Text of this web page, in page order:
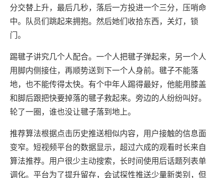
分交替上升，最后几秒，落后一方投进一个三分，压哨命
中。队员们跳起来拥抱。然后她们收拾东西，关灯，锁
门。
踢毽子讲究几个人配合。一个人把毽子弹起来，另一个人
用脚内侧接住，再顺势送到下一个人身前。毽子不能落
地，也不能传得太快。有个中年人踢得最好，他能用膝盖
和脚后跟把快要掉落的毽子救起来。旁边的人纷纷叫好。
轮了一圈，谁也没让毽子落到地上。
推荐算法根据点击历史推送相似内容，用户接触的信息面
变窄。短视频平台的数据显示，超过六成的观看时长来自
算法推荐。用户很少主动搜索，长时间使用后话题列表单
调化。平台为了提升留存，会试探性推送少量新类别，但